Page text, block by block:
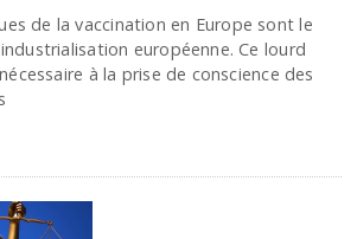
de la vaccination en Europe sont le
européenne. Ce lourd
à la prise de conscience des